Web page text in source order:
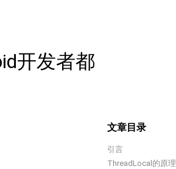
文章目录
引言
ThreadLocal的原理
开发者都